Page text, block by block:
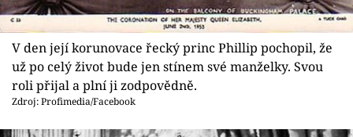
V den její korunovace řecký princ Phillip pochopil, že
už po celý život bude jen stínem své manželky. Svou
roli přijal a plní ji zodpovědně.
Zdroj: Profimedia/Facebook